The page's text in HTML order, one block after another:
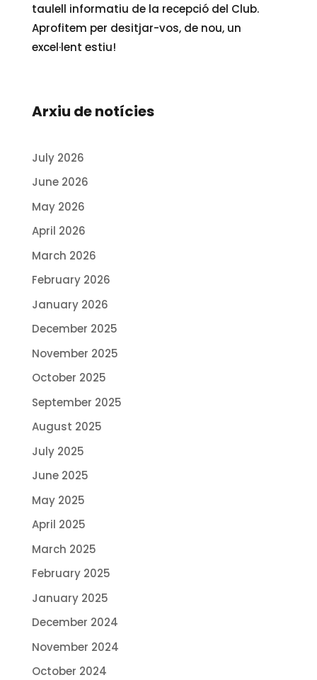
taulell informatiu de la recepció del Club.
Aprofitem per desitjar-vos, de nou, un
excel·lent estiu!
Arxiu de notícies
July 2026
June 2026
May 2026
April 2026
March 2026
February 2026
January 2026
December 2025
November 2025
October 2025
September 2025
August 2025
July 2025
June 2025
May 2025
April 2025
March 2025
February 2025
January 2025
December 2024
November 2024
October 2024